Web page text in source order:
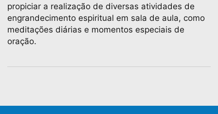
propiciar a realização de diversas atividades de
engrandecimento espiritual em sala de aula, como
meditações diárias e momentos especiais de
oração.